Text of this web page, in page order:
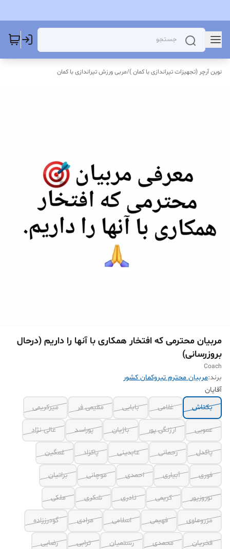
نوین آرچر (تجهیزات تیراندازی با کمان )/مربی ورزش تیراندازی با کمان
مربیان محترمی که افتخار همکاری با آنها را داریم (درحال
بروزرسانی)
Coach
برند:مربیان محترم تیروکمان کشور
آقایان
بکتاش
غلامی بابایی مقیمی فر میرکریمی
عمویی ارژنگی پور باژیان پوراسد عالی نژاد
پاکدل رحمانی عابدینی پاکزاد غمگین
فوری آبیاری احمدی موچانی براتیان
نوروزپور کریمی نادری شکری ملکی
مزروعاوی فهیمی اسلامی مرادی گودرززاده
فخریان محمدی رستمیان ترابی رضایی